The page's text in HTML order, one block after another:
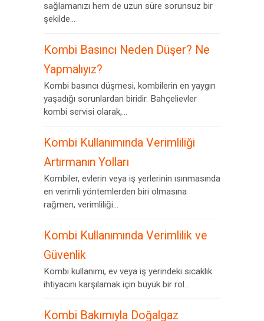
sağlamanızı hem de uzun süre sorunsuz bir
şekilde...
Kombi Basıncı Neden Düşer? Ne
Yapmalıyız?
Kombi basıncı düşmesi, kombilerin en yaygın
yaşadığı sorunlardan biridir. Bahçelievler
kombi servisi olarak,...
Kombi Kullanımında Verimliliği
Artırmanın Yolları
Kombiler, evlerin veya iş yerlerinin ısınmasında
en verimli yöntemlerden biri olmasına
rağmen, verimliliği...
Kombi Kullanımında Verimlilik ve
Güvenlik
Kombi kullanımı, ev veya iş yerindeki sıcaklık
ihtiyacını karşılamak için büyük bir rol...
Kombi Bakımıyla Doğalgaz